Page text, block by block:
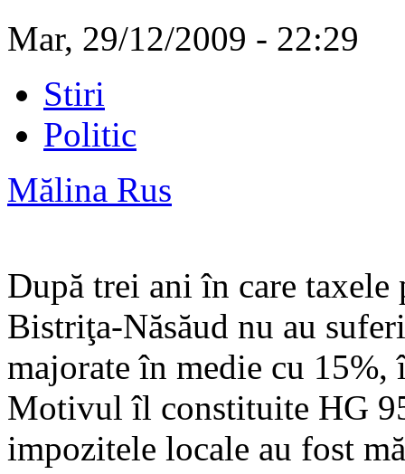
Mar, 29/12/2009 - 22:29
Stiri
Politic
Mălina Rus
După trei ani în care taxele
Bistriţa-Năsăud nu au
majorate în medie cu 15%,
Motivul îl constituite HG
impozitele locale au fost